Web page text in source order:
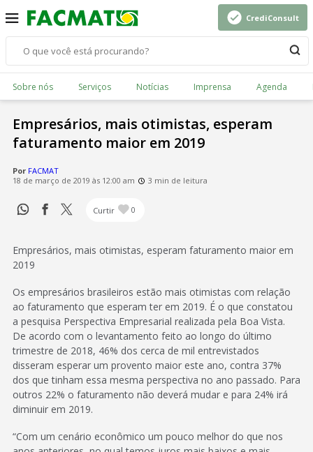
CrediConsult
Sobre nós Serviços Notícias Imprensa Agenda
Empresários, mais otimistas, esperam
faturamento maior em 2019
Por FACMAT
18 de março de 2019 às 12:00 am
3 min de leitura
Curtir 0
Empresários, mais otimistas, esperam faturamento maior em
2019
Os empresários brasileiros estão mais otimistas com relação
ao faturamento que esperam ter em 2019. É o que constatou
a pesquisa Perspectiva Empresarial realizada pela Boa Vista.
De acordo com o levantamento feito ao longo do último
trimestre de 2018, 46% dos cerca de mil entrevistados
disseram esperar um provento maior este ano, contra 37%
dos que tinham essa mesma perspectiva no ano passado. Para
outros 22% o faturamento não deverá mudar e para 24% irá
diminuir em 2019.
“Com um cenário econômico um pouco melhor do que nos